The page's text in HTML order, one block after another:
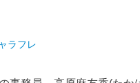
ラフレ